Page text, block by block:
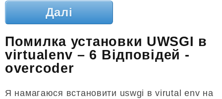
Далі
Помилка установки UWSGI в
virtualenv – 6 Відповідей -
overcoder
Я намагаюся встановити uswgi в virutal env на